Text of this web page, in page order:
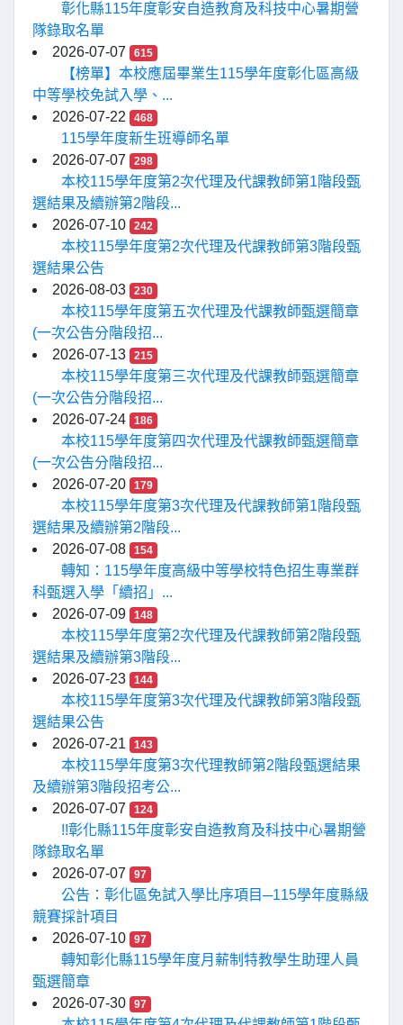
彰化縣115年度彰安自造教育及科技中心暑期營
隊錄取名單
2026-07-07
615
【榜單】本校應屆畢業生115學年度彰化區高級
中等學校免試入學、...
2026-07-22
468
115學年度新生班導師名單
2026-07-07
298
本校115學年度第2次代理及代課教師第1階段甄
選結果及續辦第2階段...
2026-07-10
242
本校115學年度第2次代理及代課教師第3階段甄
選結果公告
2026-08-03
230
本校115學年度第五次代理及代課教師甄選簡章
(一次公告分階段招...
2026-07-13
215
本校115學年度第三次代理及代課教師甄選簡章
(一次公告分階段招...
2026-07-24
186
本校115學年度第四次代理及代課教師甄選簡章
(一次公告分階段招...
2026-07-20
179
本校115學年度第3次代理及代課教師第1階段甄
選結果及續辦第2階段...
2026-07-08
154
轉知：115學年度高級中等學校特色招生專業群
科甄選入學「續招」...
2026-07-09
148
本校115學年度第2次代理及代課教師第2階段甄
選結果及續辦第3階段...
2026-07-23
144
本校115學年度第3次代理及代課教師第3階段甄
選結果公告
2026-07-21
143
本校115學年度第3次代理教師第2階段甄選結果
及續辦第3階段招考公...
2026-07-07
124
!!彰化縣115年度彰安自造教育及科技中心暑期營
隊錄取名單
2026-07-07
97
公告：彰化區免試入學比序項目─115學年度縣級
競賽採計項目
2026-07-10
97
轉知彰化縣115學年度月薪制特教學生助理人員
甄選簡章
2026-07-30
97